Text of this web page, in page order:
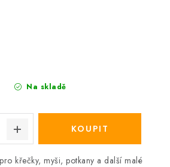
Na skladě
křečky, myši, potkany a další malé